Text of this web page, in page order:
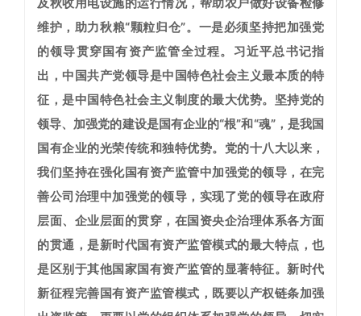
维护，助力秋粮“颗粒归仓”。 一是必须坚持把加强党
的领导贯穿国有资产监管全过程。 习近平总书记指
出，中国共产党领导是中国特色社会主义最本质的特
征，是中国特色社会主义制度的最大优势。坚持党的
领导、加强党的建设是国有企业的“根”和“魂”，是我国
国有企业的光荣传统和独特优势。党的十八大以来，
我们坚持在强化国有资产监管中加强党的领导，在完
善公司治理中加强党的领导，实现了党的领导在政府
层面、企业层面的贯穿，在国资央企治理体系各方面
的贯通，是新时代国有资产监管模式的最大特点，也
是区别于其他国家国有资产监管的显著特征。新时代
新征程完善国有资产监管模式，既要以产权链条加强